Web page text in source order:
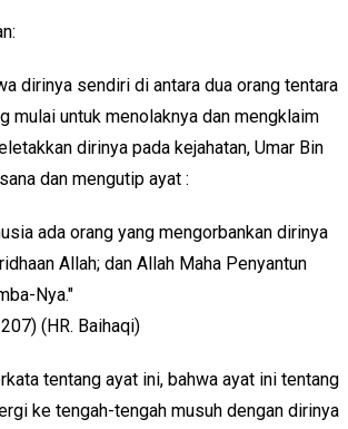
dirinya sendiri di antara dua orang tentara
mulai untuk menolaknya dan mengklaim
dirinya pada kejahatan, Umar Bin
dan mengutip ayat :
ada orang yang mengorbankan dirinya
Allah; dan Allah Maha Penyantun
Nya."
(HR. Baihaqi)
tentang ayat ini, bahwa ayat ini tentang
ke tengah-tengah musuh dengan dirinya